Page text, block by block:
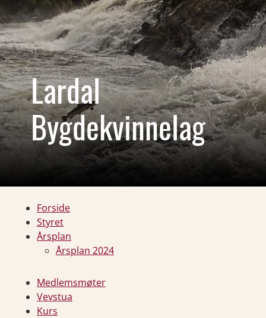
Lardal
Bygdekvinnelag
Forside
Styret
Årsplan
Årsplan 2024
Medlemsmøter
Vevstua
Kurs